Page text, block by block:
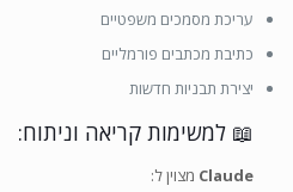
עריכת מסמכים משפטיים
כתיבת מכתבים פורמליים
יצירת תבניות חדשות
📖 למשימות קריאה וניתוח:
Claude מצוין ל: